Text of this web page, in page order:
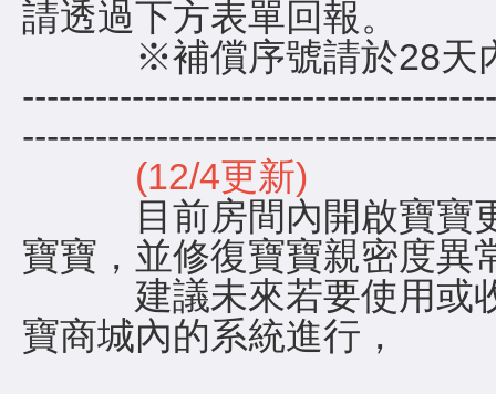
請透過下方表單回報。
※補償序號請於28天內
(12/4更新)
目前房間內開啟寶寶更
寶寶，並修復寶寶親密度異
建議未來若要使用或收
寶商城內的系統進行，